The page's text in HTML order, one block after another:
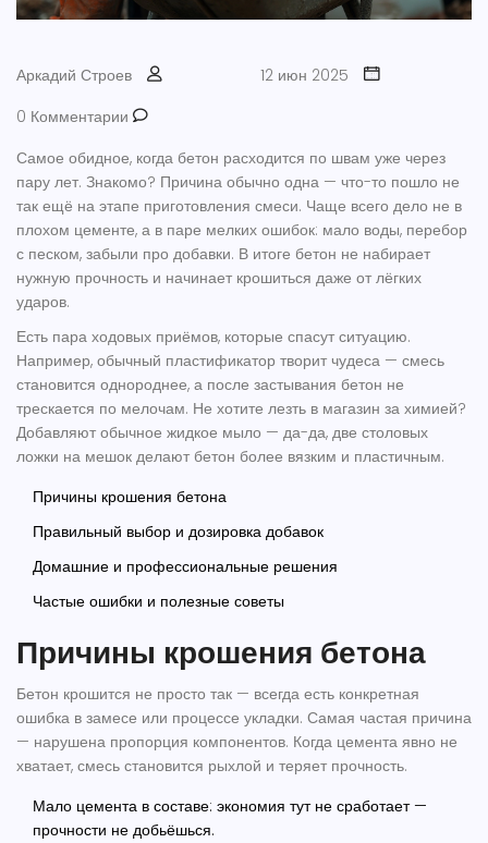
Аркадий Строев
12 июн 2025
0 Комментарии
Самое обидное, когда бетон расходится по швам уже через
пару лет. Знакомо? Причина обычно одна — что-то пошло не
так ещё на этапе приготовления смеси. Чаще всего дело не в
плохом цементе, а в паре мелких ошибок: мало воды, перебор
с песком, забыли про добавки. В итоге бетон не набирает
нужную прочность и начинает крошиться даже от лёгких
ударов.
Есть пара ходовых приёмов, которые спасут ситуацию.
Например, обычный пластификатор творит чудеса — смесь
становится однороднее, а после застывания бетон не
трескается по мелочам. Не хотите лезть в магазин за химией?
Добавляют обычное жидкое мыло — да-да, две столовых
ложки на мешок делают бетон более вязким и пластичным.
Причины крошения бетона
Правильный выбор и дозировка добавок
Домашние и профессиональные решения
Частые ошибки и полезные советы
Причины крошения бетона
Бетон крошится не просто так — всегда есть конкретная
ошибка в замесе или процессе укладки. Самая частая причина
— нарушена пропорция компонентов. Когда цемента явно не
хватает, смесь становится рыхлой и теряет прочность.
Мало цемента в составе: экономия тут не сработает —
прочности не добьёшься.